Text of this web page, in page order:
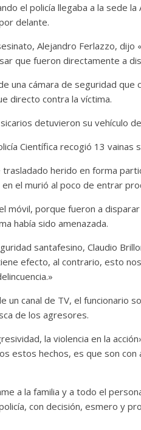
el policía llegaba a la sede
delante.
Alejandro Ferlazzo,
que fueron directamente a
una cámara de seguridad
directo contra la víctima.
detuvieron su vehículo
Científica recogió 13
herido en forma
en el murió al poco de entrar
móvil, porque fueron a
había sido amenazada.
santafesino, Claudio
efecto, al contrario, esto
un canal de TV, el funcionario
de los agresores.
la violencia en la
estos hechos, es que son
a la familia y a todo el
con decisión, esmero y